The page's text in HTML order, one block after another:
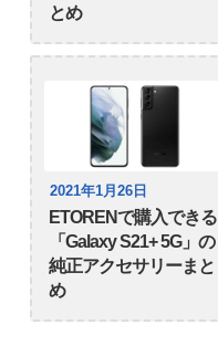
とめ
2021年1月26日
ETORENで購入できる
「Galaxy S21+ 5G」の
純正アクセサリーまと
め